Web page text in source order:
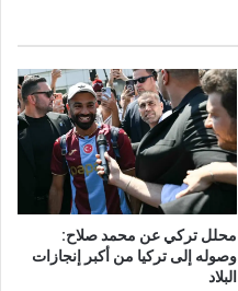
محلل تركي عن محمد صلاح:
وصوله إلى تركيا من أكبر إنجازات
البلاد